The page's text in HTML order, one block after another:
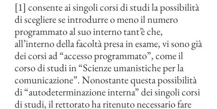
[1] consente ai singoli corsi di studi la possibilità
di scegliere se introdurre o meno il numero
programmato al suo interno tant’è che,
all’interno della facoltà presa in esame, vi sono già
dei corsi ad “accesso programmato”, come il
corso di studi in “Scienze umanistiche per la
comunicazione”. Nonostante questa possibilità
di “autodeterminazione interna” dei singoli corsi
di studi, il rettorato ha ritenuto necessario fare